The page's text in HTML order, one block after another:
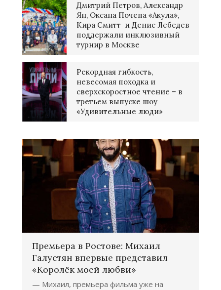
Дмитрий Петров, Александр
Ян, Оксана Почепа «Акула»,
Кира Смитт и Денис Лебедев
поддержали инклюзивный
турнир в Москве
Рекордная гибкость,
невесомая походка и
сверхскоростное чтение – в
третьем выпуске шоу
«Удивительные люди»
Премьера в Ростове: Михаил
Галустян впервые представил
«Королёк моей любви»
— Михаил, премьера фильма уже на